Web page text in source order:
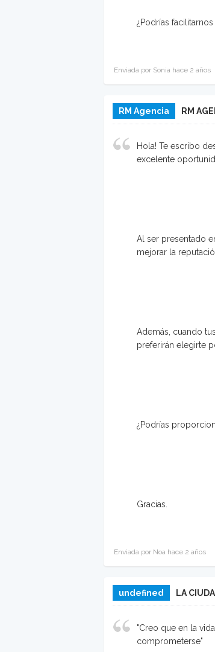
¿Podrías
Enviada por Sonia hace 2 años
RM Agencia RM
Hola! Te escribo
excelente
Al ser presentado
mejorar la
Además, cuando
preferirán elegirte
¿Podrías
Gracias.
Enviada por Noa hace 2 años
undefined LA
"Creo que en la
comprometerse"